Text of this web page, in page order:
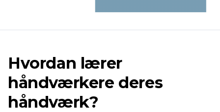
Hvordan lærer
håndværkere deres
håndværk?